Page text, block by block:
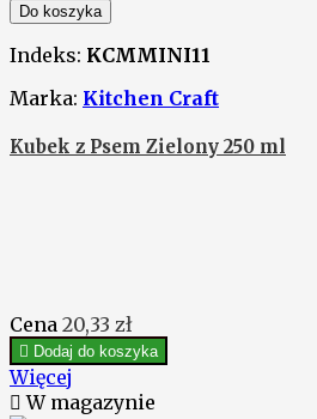
Do koszyka
Indeks: KCMMINI11
Marka: Kitchen Craft
Kubek z Psem Zielony 250 ml
Cena 20,33 zł
 Dodaj do koszyka
Więcej
 W magazynie